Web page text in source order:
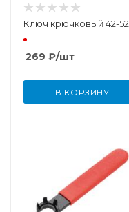
Ключ крючковый 42-52
269 ₽/шт
В КОРЗИНУ